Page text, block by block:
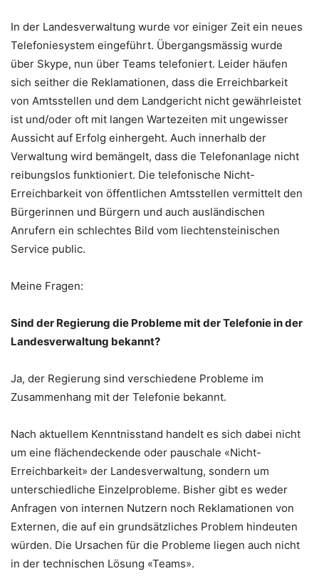
In der Landesverwaltung wurde vor einiger Zeit ein neues
Telefoniesystem eingeführt. Übergangsmässig wurde
über Skype, nun über Teams telefoniert. Leider häufen
sich seither die Reklamationen, dass die Erreichbarkeit
von Amtsstellen und dem Landgericht nicht gewährleistet
ist und/oder oft mit langen Wartezeiten mit ungewisser
Aussicht auf Erfolg einhergeht. Auch innerhalb der
Verwaltung wird bemängelt, dass die Telefonanlage nicht
reibungslos funktioniert. Die telefonische Nicht-
Erreichbarkeit von öffentlichen Amtsstellen vermittelt den
Bürgerinnen und Bürgern und auch ausländischen
Anrufern ein schlechtes Bild vom liechtensteinischen
Service public.
Meine Fragen:
Sind der Regierung die Probleme mit der Telefonie in der
Landesverwaltung bekannt?
Ja, der Regierung sind verschiedene Probleme im
Zusammenhang mit der Telefonie bekannt.
Nach aktuellem Kenntnisstand handelt es sich dabei nicht
um eine flächendeckende oder pauschale «Nicht-
Erreichbarkeit» der Landesverwaltung, sondern um
unterschiedliche Einzelprobleme. Bisher gibt es weder
Anfragen von internen Nutzern noch Reklamationen von
Externen, die auf ein grundsätzliches Problem hindeuten
würden. Die Ursachen für die Probleme liegen auch nicht
in der technischen Lösung «Teams».